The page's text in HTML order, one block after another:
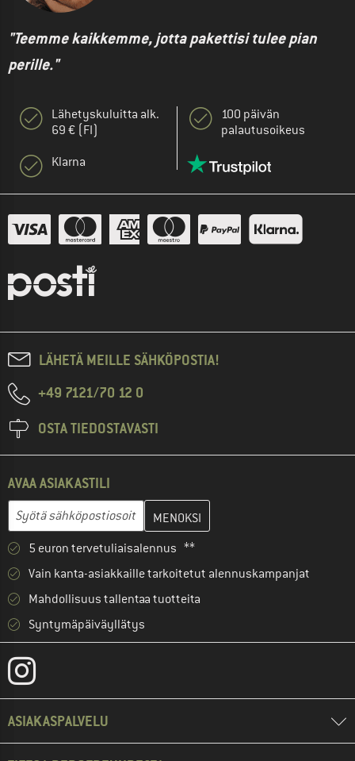
"Teemme kaikkemme, jotta pakettisi tulee pian
perille."
Lähetyskuluitta alk.
69 € (FI)
Klarna
100 päivän
palautusoikeus
LÄHETÄ MEILLE SÄHKÖPOSTIA!
+49 7121/70 12 0
OSTA TIEDOSTAVASTI
AVAA ASIAKASTILI
Sähköpostiosoite
Anna sähköpostiosoitteesi ja luo seuraavassa vaiheessa
5 euron tervetuliaisalennus **
Vain kanta-asiakkaille tarkoitetut alennuskampanjat
Mahdollisuus tallentaa tuotteita
Syntymäpäiväyllätys
ASIAKASPALVELU